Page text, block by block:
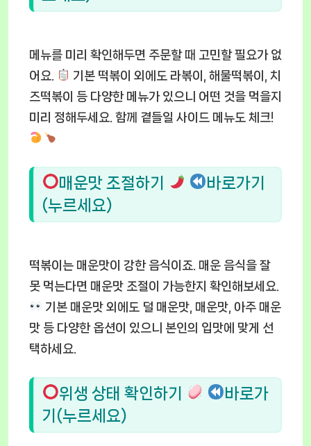
메뉴를 미리 확인해두면 주문할 때 고민할 필요가 없
어요.
기본 떡볶이 외에도 라볶이, 해물떡볶이, 치
즈떡볶이 등 다양한 메뉴가 있으니 어떤 것을 먹을지
미리 정해두세요. 함께 곁들일 사이드 메뉴도 체크!
매운맛 조절하기
바로가기
(누르세요)
떡볶이는 매운맛이 강한 음식이죠. 매운 음식을 잘
못 먹는다면 매운맛 조절이 가능한지 확인해보세요.
기본 매운맛 외에도 덜 매운맛, 매운맛, 아주 매운
맛 등 다양한 옵션이 있으니 본인의 입맛에 맞게 선
택하세요.
위생 상태 확인하기
바로가
기(누르세요)